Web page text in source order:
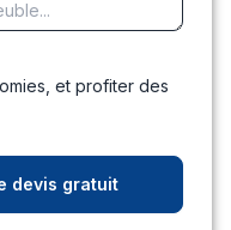
et profiter des